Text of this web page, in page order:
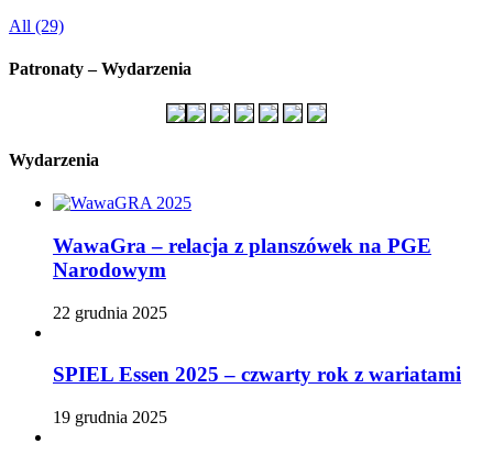
All (29)
Patronaty – Wydarzenia
Wydarzenia
WawaGra – relacja z planszówek na PGE
Narodowym
22 grudnia 2025
SPIEL Essen 2025 – czwarty rok z wariatami
19 grudnia 2025